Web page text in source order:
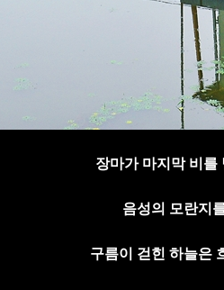
장마가 마지막 비를
음성의 모란지
구름이 걷힌 하늘은